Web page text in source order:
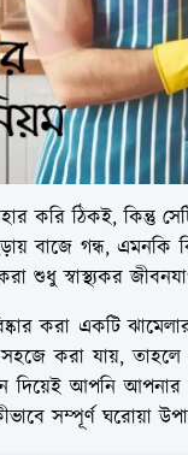
করি ঠিকই, কিন্তু
বাজে গন্ধ, এমনকি
শুধু স্বাস্থ্যকর
করা একটি
করা যায়, তাহলে
দিয়েই আপনি
সম্পূর্ণ ঘরোয়া